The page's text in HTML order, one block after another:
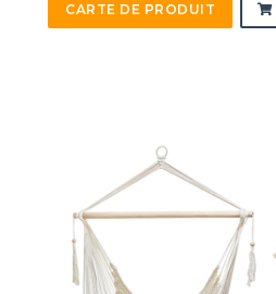
CARTE DE PRODUIT